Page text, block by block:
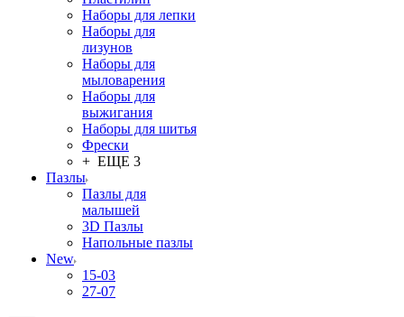
Наборы для лепки
Наборы для
лизунов
Наборы для
мыловарения
Наборы для
выжигания
Наборы для шитья
Фрески
+ ЕЩЕ 3
Пазлы
Пазлы для
малышей
3D Пазлы
Напольные пазлы
New
15-03
27-07